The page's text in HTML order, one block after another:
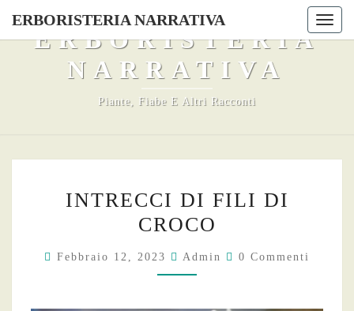
content
ERBORISTERIA NARRATIVA
ERBORISTERIA
NARRATIVA
Piante, Fiabe E Altri Racconti
DI
FILI
INTRECCI DI FILI DI
CROCO
Febbraio 12, 2023 Admin Commenti
0 Commenti